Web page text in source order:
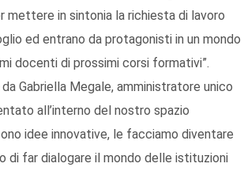
mettere in sintonia la richiesta di lavoro
ed entrano da protagonisti in un mondo
docenti di prossimi corsi formativi”.
Gabriella Megale, amministratore unico
all’interno del nostro spazio
idee innovative, le facciamo diventare
di far dialogare il mondo delle istituzioni